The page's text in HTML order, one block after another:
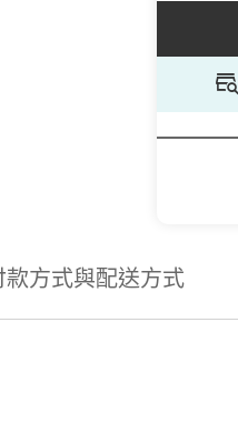
款方式與配送方式